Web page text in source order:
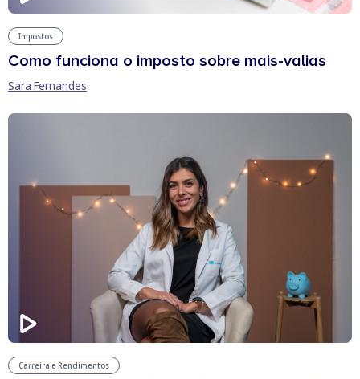
Impostos
Como funciona o imposto sobre mais-valias
Sara Fernandes
Carreira e Rendimentos